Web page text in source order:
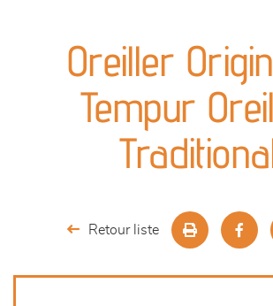
séjours
meubles de complément
literie
cuisine & sur-mesure
Oreiller
Tempur
Retour liste